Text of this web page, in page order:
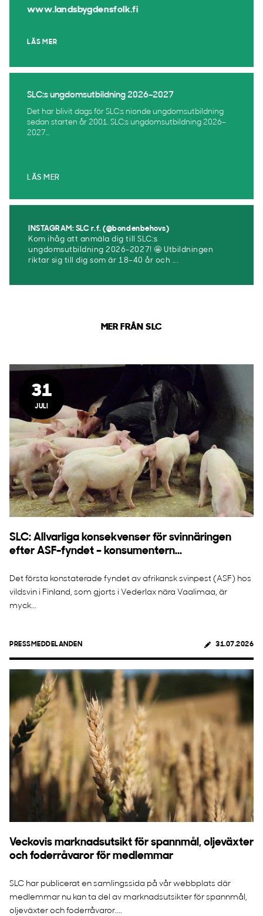
www.landsbygdensfolk.fi
LÄS MER
SLC:s ungdomsutbildning 2026–2027
Det har blivit dags för SLC:s nionde ungdomsutbildning
sedan starten år 2001. SLC:s ungdomsutbildning 2026–
2027...
LÄS MER
INSTAGRAM: SLC r.f. (@bondenbehovs)
Kom ihåg att anmäla dig till SLC:s
ungdomsutbildning 2026-2027! 🤩 Utbildningen
riktar sig till dig som är 18–40 år och ...
MER FRÅN SLC
31
JULI
SLC: Allvarliga konsekvenser för svinnäringen
efter ASF-fyndet – konsumentern...
Det första konstaterade fyndet av afrikansk svinpest (ASF) hos
vildsvin i Finland, som gjorts i Vederlax nära Vaalimaa, är
myck...
PRESSMEDDELANDEN 31.07.2026
Veckovis marknadsutsikt för spannmål, oljeväxter
och foderråvaror för medlemmar
SLC har publicerat en samlingssida på vår webbplats där
medlemmar nu kan ta del av marknadsutsikter för spannmål,
oljeväxter och foderråvaror....